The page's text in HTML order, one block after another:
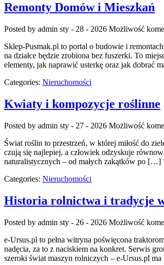
Remonty Domów i Mieszkań
Posted by admin sty - 28 - 2026 Możliwość
Sklep-Pusmak.pl to portal o budowie i
na działce będzie zrobiona bez fuszerki. To
elementy, jak naprawić usterkę oraz jak dobrać
Categories: Nieruchomości
Kwiaty i kompozycje roślinne
Posted by admin sty - 27 - 2026 Możliwość
Świat roślin to przestrzeń, w której miłość do
czują się najlepiej, a człowiek odzyskuje
naturalistycznych – od małych zakątków po […]
Categories: Nieruchomości
Historia rolnictwa i tradycje
Posted by admin sty - 26 - 2026 Możliwość
e-Ursus.pl to pełna witryna poświęcona
nadęcia, za to z naciskiem na konkret. Serwis
szeroki świat maszyn rolniczych – e-Ursus.pl